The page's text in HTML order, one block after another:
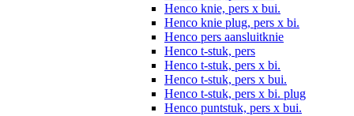
Henco knie, pers x bui.
Henco knie plug, pers x bi.
Henco pers aansluitknie
Henco t-stuk, pers
Henco t-stuk, pers x bi.
Henco t-stuk, pers x bui.
Henco t-stuk, pers x bi. plug
Henco puntstuk, pers x bui.